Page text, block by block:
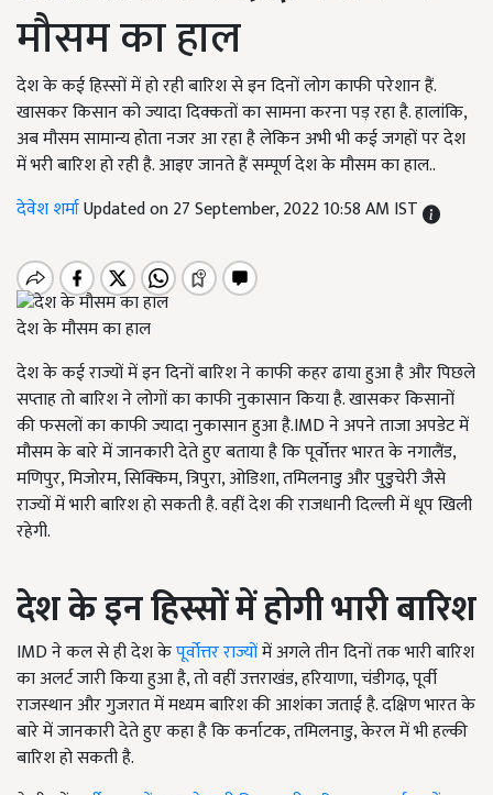
मौसम का हाल
देश के कई हिस्सों में हो रही बारिश से इन दिनों लोग काफी परेशान हैं.
खासकर किसान को ज्यादा दिक्कतों का सामना करना पड़ रहा है. हालांकि,
अब मौसम सामान्य होता नजर आ रहा है लेकिन अभी भी कई जगहों पर देश
में भरी बारिश हो रही है. आइए जानते हैं सम्पूर्ण देश के मौसम का हाल..
देवेश शर्माUpdated on 27 September, 2022 10:58 AM IST
देश के मौसम का हाल
देश के कई राज्यों में इन दिनों बारिश ने काफी कहर ढाया हुआ है और पिछले
सप्ताह तो बारिश ने लोगों का काफी नुकासान किया है. खासकर किसानों
की फसलों का काफी ज्यादा नुकासान हुआ है.IMD ने अपने ताजा अपडेट में
मौसम के बारे में जानकारी देते हुए बताया है कि पूर्वोत्तर भारत के नगालैंड,
मणिपुर, मिजोरम, सिक्किम, त्रिपुरा, ओडिशा, तमिलनाडु और पुडुचेरी जैसे
राज्यों में भारी बारिश हो सकती है. वहीं देश की राजधानी दिल्ली में धूप खिली
रहेगी.
देश के इन हिस्सों में होगी भारी बारिश
IMD ने कल से ही देश केपूर्वोत्तर राज्योंमें अगले तीन दिनों तक भारी बारिश
का अलर्ट जारी किया हुआ है, तो वहीं उत्तराखंड, हरियाणा, चंडीगढ़, पूर्वी
राजस्थान और गुजरात में मध्यम बारिश की आशंका जताई है. दक्षिण भारत के
बारे में जानकारी देते हुए कहा है कि कर्नाटक, तमिलनाडु, केरल में भी हल्की
बारिश हो सकती है.